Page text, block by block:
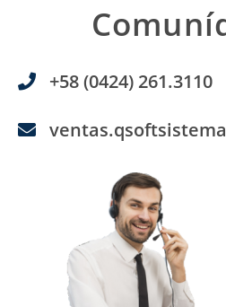
+58 (0424) 261.3110